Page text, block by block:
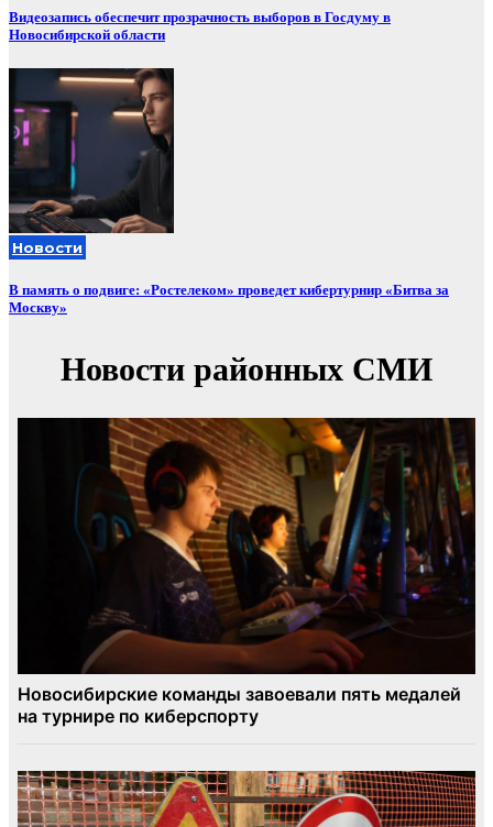
Видеозапись обеспечит прозрачность выборов в Госдуму в
Новосибирской области
Новости
В память о подвиге: «Ростелеком» проведет кибертурнир «Битва за
Москву»